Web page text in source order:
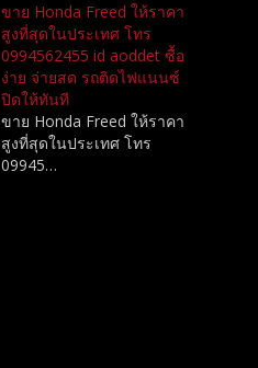
ขาย Honda Freed ให้ราคา
สูงที่สุดในประเทศ โทร
0994562455 id aoddet ซื้อ
ง่าย จ่ายสด รถติดไฟแนนซ์
ปิดให้ทันที
ขาย Honda Freed ให้ราคา
สูงที่สุดในประเทศ โทร
09945…